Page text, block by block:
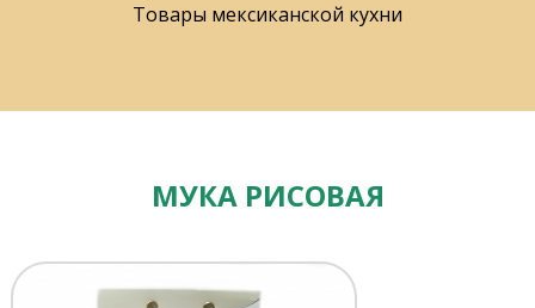
Товары мексиканской кухни
МУКА РИСОВАЯ